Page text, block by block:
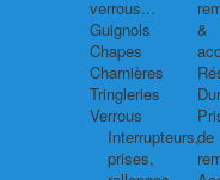
verrous...
Guignols
Chapes
Charnières
Tringleries
Verrous
Interrupteurs,
prises,
&
de